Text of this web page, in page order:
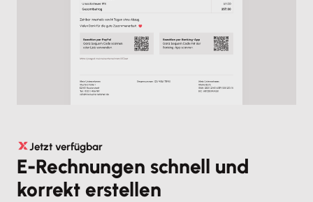
Jetzt verfügbar
E-Rechnungen schnell und
korrekt erstellen